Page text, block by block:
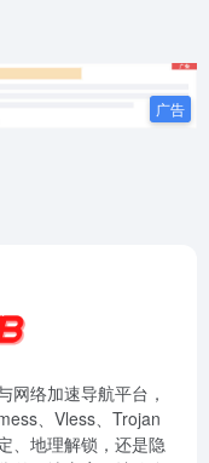
网络加速导航平台，
、Vless、Trojan
、地理解锁，还是隐